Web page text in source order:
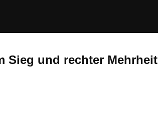
Sieg und rechter Mehrheit